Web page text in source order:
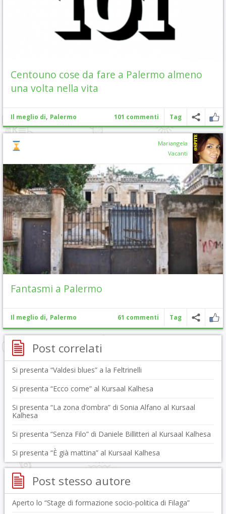
Centouno cose da fare a Palermo almeno
una volta nella vita
Il meglio di, Palermo 101 commenti Tag
Mariangela
Vacanti
Fantasmi a Palermo
Il meglio di, Palermo 61 commenti Tag
Post correlati
Si presenta “Valdesi blues” a la Feltrinelli
Si presenta “Ecco come” al Kursaal Kalhesa
Si presenta “La zona d’ombra” di Sonia Alfano al Kursaal
Kalhesa
Si presenta “Senza Filo” di Daniele Billitteri al Kursaal Kalhesa
Si presenta “È già mattina” al Kursaal Kalhesa
Post stesso autore
Aperto lo “Stage di formazione socio-politica di Filaga”